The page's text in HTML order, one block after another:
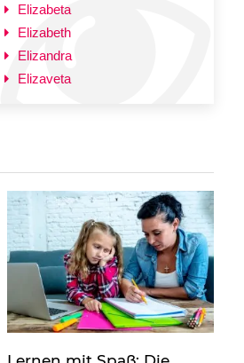
Elizabeta
Elizabeth
Elizandra
Elizaveta